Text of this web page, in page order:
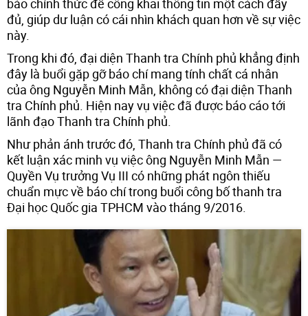
báo chính thức để công khai thông tin một cách đầy
đủ, giúp dư luận có cái nhìn khách quan hơn về sự việc
này.
Trong khi đó, đại diện Thanh tra Chính phủ khẳng định
đây là buổi gặp gỡ báo chí mang tính chất cá nhân
của ông Nguyễn Minh Mẫn, không có đại diện Thanh
tra Chính phủ. Hiện nay vụ việc đã được báo cáo tới
lãnh đạo Thanh tra Chính phủ.
Như phản ánh trước đó, Thanh tra Chính phủ đã có
kết luận xác minh vụ việc ông Nguyễn Minh Mẫn —
Quyền Vụ trưởng Vụ III có những phát ngôn thiếu
chuẩn mực về báo chí trong buổi công bố thanh tra
Đại học Quốc gia TPHCM vào tháng 9/2016.